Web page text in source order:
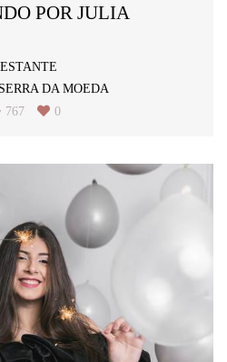
POR JULIA
DA MOEDA
767
0